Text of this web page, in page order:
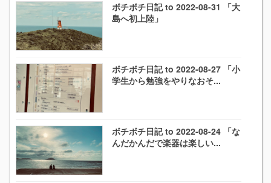
ボチボチ日記 to 2022-08-31 「大
島へ初上陸」
ボチボチ日記 to 2022-08-27 「小
学生から勉強をやりなおそ...
ボチボチ日記 to 2022-08-24 「な
んだかんだで楽器は楽しい...